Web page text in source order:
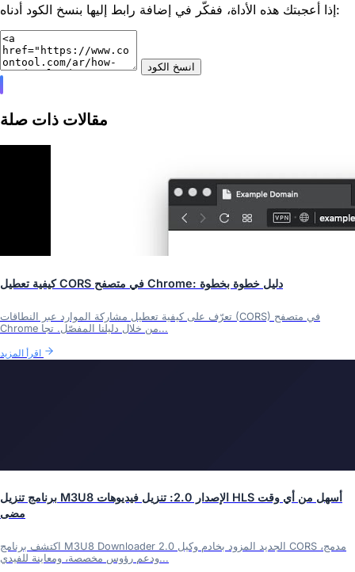
إذا أعجبتك هذه الأداة، ففكّر في إضافة رابط إليها بنسخ الكود أدناه:
انسخ الكود
مقالات ذات صلة
كيفية تعطيل CORS في متصفح Chrome: دليل خطوة بخطوة
تعرّف على كيفية تعطيل مشاركة الموارد عبر النطاقات (CORS) في متصفح
Chrome من خلال دليلنا المفصّل. تجا...
برنامج تنزيل M3U8 الإصدار 2.0: تنزيل فيديوهات HLS أسهل من أي وقت
مضى
اكتشف برنامج M3U8 Downloader 2.0 الجديد المزود بخادم وكيل CORS مدمج،
ودعم رؤوس مخصصة، ومعاينة للفيدي...